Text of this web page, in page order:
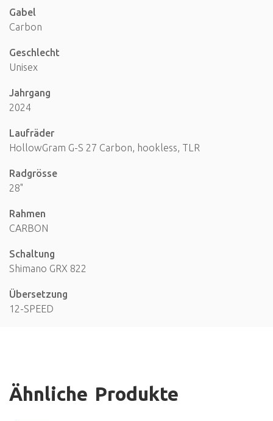
Gabel
Carbon
Geschlecht
Unisex
Jahrgang
2024
Laufräder
HollowGram G-S 27 Carbon, hookless, TLR
Radgrösse
28"
Rahmen
CARBON
Schaltung
Shimano GRX 822
Übersetzung
12-SPEED
Ähnliche Produkte